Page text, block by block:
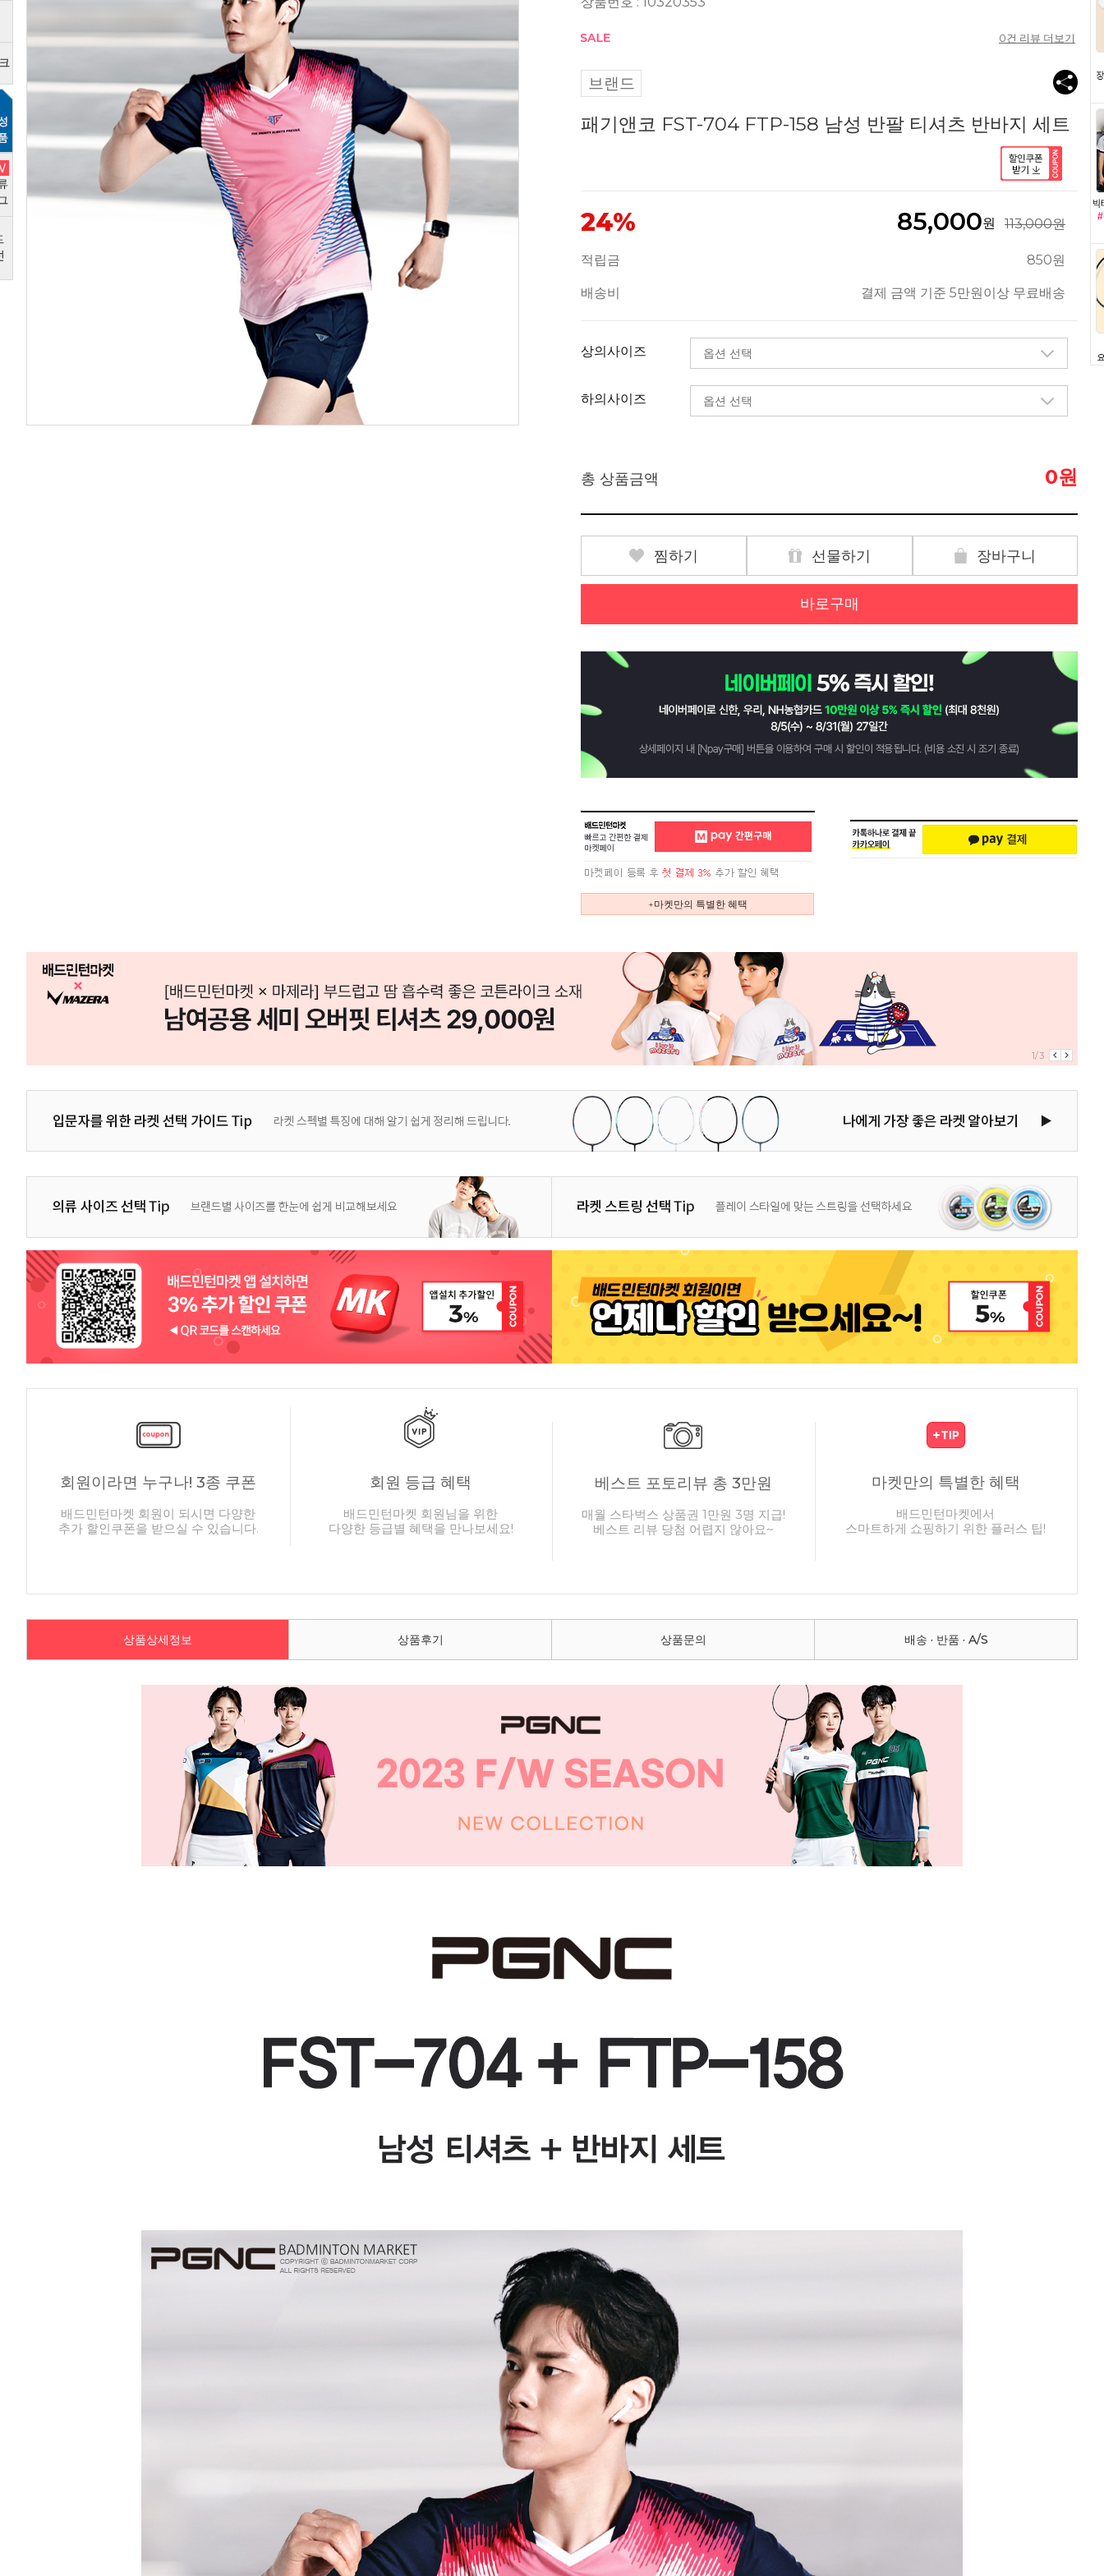
0건 리뷰 더보기
브랜드
패기앤코 FST-704 FTP-158 남성 반팔 티셔츠 반바지 세트
24% 85,000원 113,000원
적립금 850원
배송비 결제 금액 기준 5만원이상 무료배송
상의사이즈
하의사이즈
총 상품금액 0원
찜하기 선물하기 장바구니
바로구매
+마켓만의 특별한 혜택
1/3
회원이라면 누구나! 3종 쿠폰
배드민턴마켓 회원이 되시면 다양한
추가 할인쿠폰을 받으실 수 있습니다.
회원 등급 혜택
배드민턴마켓 회원님을 위한
다양한 등급별 혜택을 만나보세요!
베스트 포토리뷰 총 3만원
매월 스타벅스 상품권 1만원 3명 지급!
베스트 리뷰 당첨 어렵지 않아요~
마켓만의 특별한 혜택
배드민턴마켓에서
스마트하게 쇼핑하기 위한 플러스 팁!
상품상세정보 상품후기 상품문의 배송 · 반품 · A/S